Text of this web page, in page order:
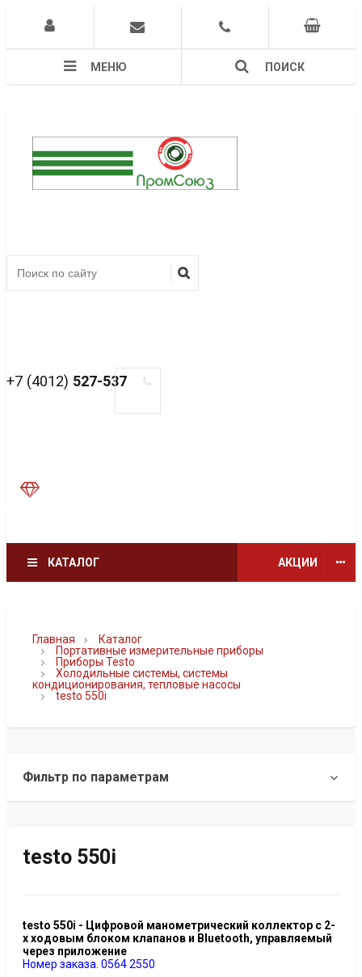
МЕНЮ ПОИСК
+7 (4012) 527-537
КАТАЛОГ АКЦИИ
Главная
Каталог
Портативные измерительные приборы
Приборы Testo
Холодильные системы, системы
кондиционирования, тепловые насосы
testo 550i
Фильтр по параметрам
testo 550i
testo 550i - Цифровой манометрический коллектор с 2-
х ходовым блоком клапанов и Bluetooth, управляемый
через приложение
Номер заказа. 0564 2550